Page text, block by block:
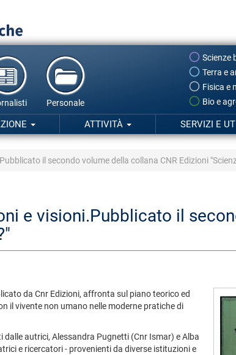
Scienze
Terra e
Fisica e
Bio e
Personale
ATTIVITÀ SERVIZI E
il secondo volume della collana CNR Edizioni
e visioni.Pubblicato il
da Cnr Edizioni, affronta sul piano teorico ed
il vivente non umano nelle moderne pratiche di
autrici, Alessandra Pugnetti (Cnr Ismar) e Alba
e ricercatori - provenienti da diverse istituzioni e